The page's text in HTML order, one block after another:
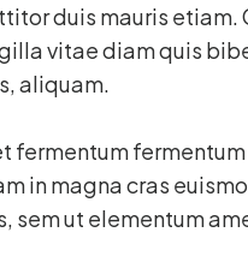
duis mauris etiam.
vitae diam quis
aliquam.
fermentum
in magna cras
sem ut elementum